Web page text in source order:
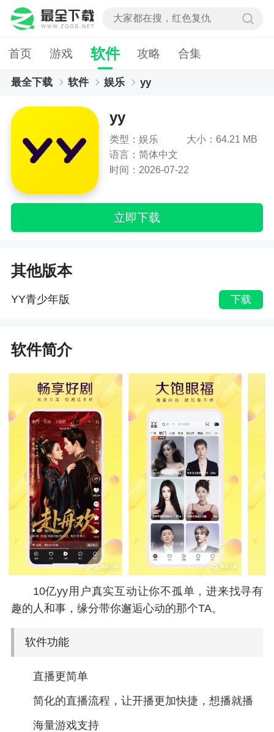
首页 游戏 软件 攻略 合集
最全下载 软件 娱乐 yy
yy
类型：娱乐
大小：64.21 MB
语言：简体中文
时间：2026-07-22
立即下载
其他版本
YY青少年版 下载
软件简介
10亿yy用户真实互动让你不孤单，进来找寻有
趣的人和事，缘分带你邂逅心动的那个TA。
软件功能
直播更简单
简化的直播流程，让开播更加快捷，想播就播
海量游戏支持